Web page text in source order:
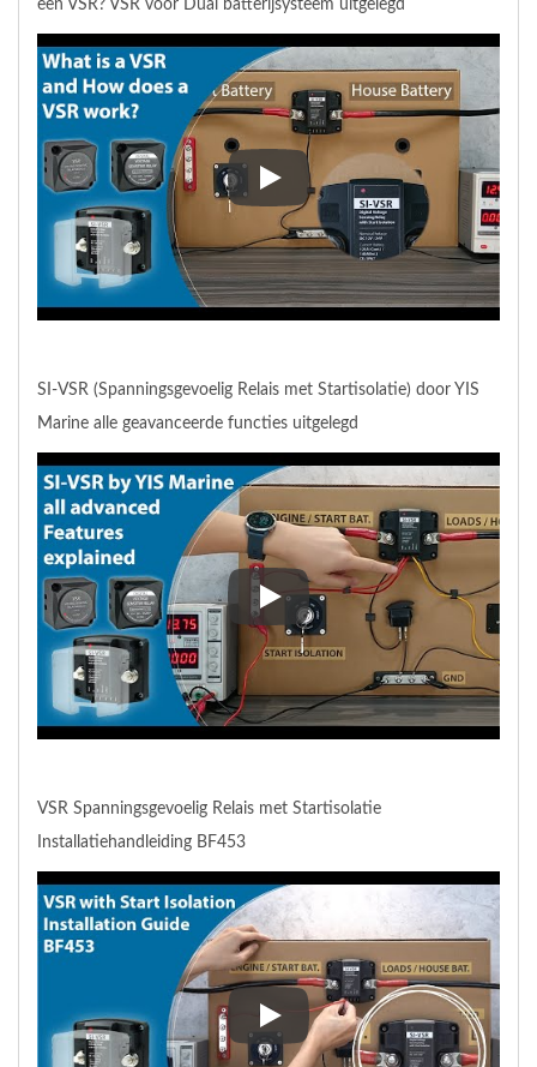
een VSR? VSR voor Dual batterijsysteem uitgelegd
Wat is een VSR
SI-VSR (Spanningsgevoelig Relais met Startisolatie) door YIS
Marine alle geavanceerde functies uitgelegd
SI-VSR (Spanningsgevoelig
VSR Spanningsgevoelig Relais met Startisolatie
Installatiehandleiding BF453
VSR Spanningsgevoelig Relais